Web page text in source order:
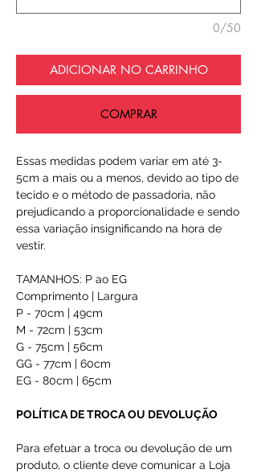
0/50
ADICIONAR NO CARRINHO
COMPRAR
Essas medidas podem variar em até 3-
5cm a mais ou a menos, devido ao tipo de
tecido e o método de passadoria, não
prejudicando a proporcionalidade e sendo
essa variação insignificando na hora de
vestir.
TAMANHOS: P ao EG
Comprimento | Largura
P - 70cm | 49cm
M - 72cm | 53cm
G - 75cm | 56cm
GG - 77cm | 60cm
EG - 80cm | 65cm
POLÍTICA DE TROCA OU DEVOLUÇÃO
Para efetuar a troca ou devolução de um
produto, o cliente deve comunicar a Loja